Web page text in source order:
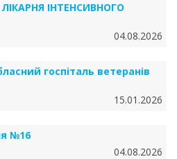
ІНТЕНСИВНОГО
04.08.2026
госпіталь ветеранів
15.01.2026
№16
04.08.2026